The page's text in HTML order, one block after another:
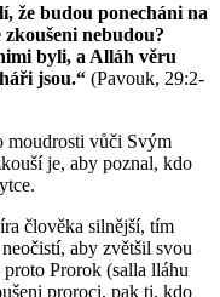
že budou ponecháni na
nebudou?
byli, a Alláh věru
jsou.“ (Pavouk, 29:2-
moudrosti vůči Svým
je, aby poznal, kdo
člověka silnější, tím
aby zvětšil svou
Prorok (salla lláhu
proroci, pak ti, kdo